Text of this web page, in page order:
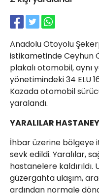
Anadolu Otoyolu
istikametinde Ceyhun
plakalı otomobil, aynı
yönetimindeki 34 ELU
Kazada otomobil
yaralandı.
YARALILAR
İhbar üzerine bölgeye
sevk edildi. Yaralılar,
hastanelere kaldırıldı.
güzergahta ulaşım,
ardından normale